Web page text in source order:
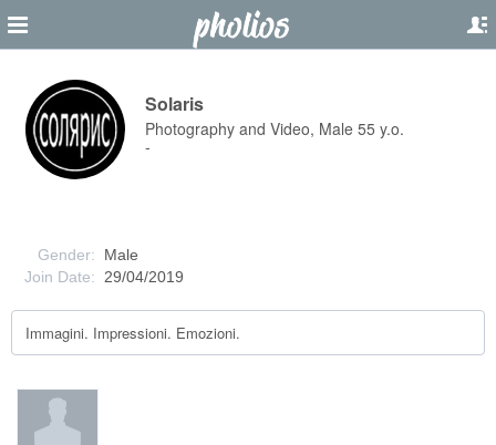
Solaris
Photography and Video, Male 55 y.o.
-
Gender:
Male
Join Date:
29/04/2019
Immagini. Impressioni. Emozioni.